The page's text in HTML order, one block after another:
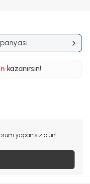
kazanırsın!
yapan siz olun!